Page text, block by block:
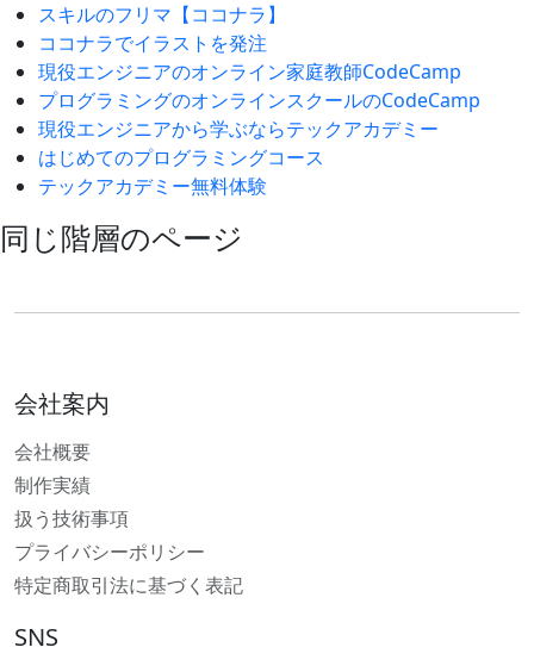
スキルのフリマ【ココナラ】
ココナラでイラストを発注
現役エンジニアのオンライン家庭教師CodeCamp
プログラミングのオンラインスクールのCodeCamp
現役エンジニアから学ぶならテックアカデミー
はじめてのプログラミングコース
テックアカデミー無料体験
同じ階層のページ
会社案内
会社概要
制作実績
扱う技術事項
プライバシーポリシー
特定商取引法に基づく表記
SNS